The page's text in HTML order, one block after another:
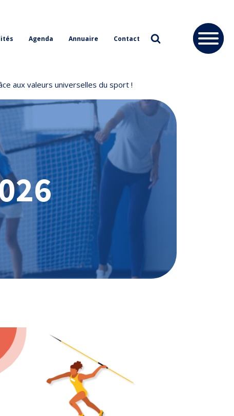
Agenda Annuaire Contact
aux valeurs universelles du sport !